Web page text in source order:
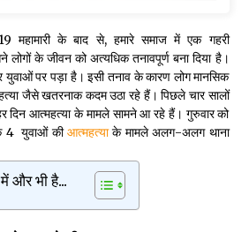
ago
बेटियों ने राष्ट्रीय मंच पर लहराया परचम
ago
में हार के बाद भाजपा की बड़ी कार्रवाई, पूरी जिला इकाई और
महामारी के बाद से, हमारे समाज में एक गहरी
लोगों के जीवन को अत्यधिक तनावपूर्ण बना दिया है।
पर पड़ा है। इसी तनाव के कारण लोग मानसिक
जैसे खतरनाक कदम उठा रहे हैं। पिछले चार सालों
दिन आत्महत्या के मामले सामने आ रहे हैं। गुरुवार को
4 युवाओं कीआत्महत्याके मामले अलग-अलग थाना
और भी है...